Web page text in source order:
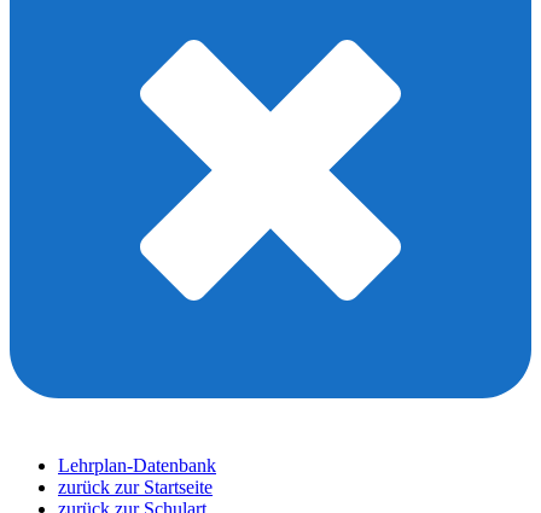
Lehrplan-Datenbank
zurück zur Startseite
zurück zur Schulart